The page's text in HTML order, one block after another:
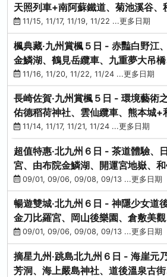
天照列車+南阿蘇鐵道、菊池溪谷、
滿宮、竈門神社
11/15, 11/17, 11/19, 11/22 ...更多日期
楓典藏‧九州賞楓５日 - 赤豔白野江
金鱗湖、鶴見岳纜車、九重夢大吊
豚+和牛饗宴
11/16, 11/20, 11/22, 11/24 ...更多日期
長崎佐賀‧九州賞楓５日 - 環境藝術
佑德稻荷神社、雲仙纜車、熊本城+
滿宮、光明禪寺
11/14, 11/17, 11/21, 11/24 ...更多日期
超值特惠‧北九州６日 - 茶道體驗、
宮、由布院金鱗湖、開運宮地嶽、
饌-台中出發
09/01, 09/06, 09/08, 09/13 ...更多日期
暢遊雙城‧北九州６日 - 神隱少女道
金刀比羅宮、岡山後樂園、倉敷美
中出發
09/01, 09/06, 09/08, 09/13 ...更多日期
摘星九州‧跳島北九州６日 - 海崖元
芳洞、海上嚴島神社、道後溫泉古